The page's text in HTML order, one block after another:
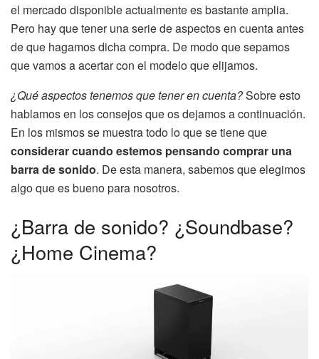
el mercado disponible actualmente es bastante amplia.
Pero hay que tener una serie de aspectos en cuenta antes
de que hagamos dicha compra. De modo que sepamos
que vamos a acertar con el modelo que elijamos.
¿Qué aspectos tenemos que tener en cuenta?Sobre esto
hablamos en los consejos que os dejamos a continuación.
En los mismos se muestra todo lo que se tiene que
considerar cuando estemos pensando comprar una
barra de sonido. De esta manera, sabemos que elegimos
algo que es bueno para nosotros.
¿Barra de sonido? ¿Soundbase?
¿Home Cinema?